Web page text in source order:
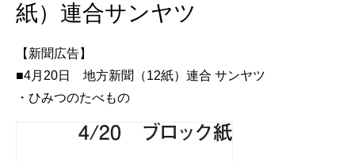
紙）連合サンヤツ
【新聞広告】
■4月20日 地方新聞（12紙）連合 サンヤツ
・ひみつのたべもの